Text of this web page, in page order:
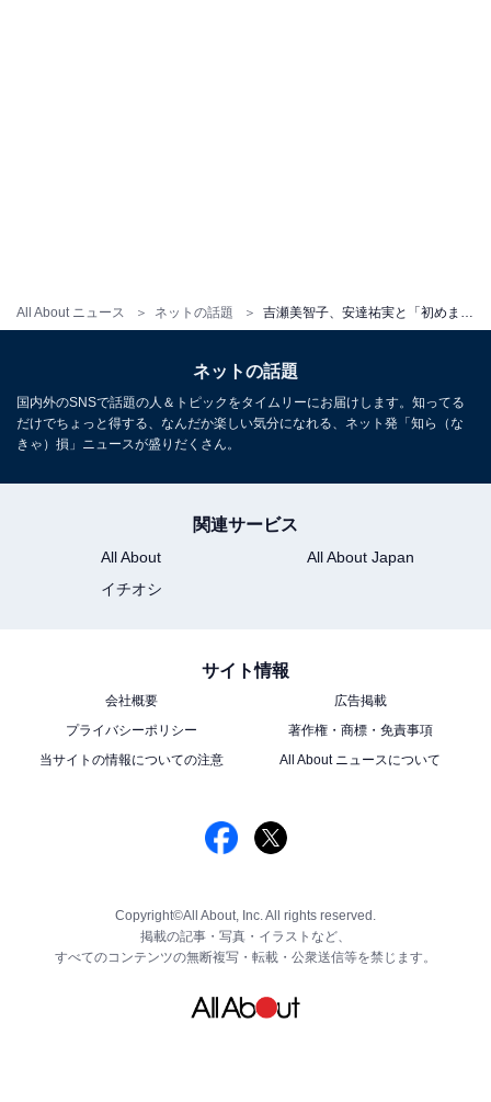
All About ニュース ネットの話題
ネットの話題
国内外のSNSで話題の人＆トピックをタイムリーにお届けします。知ってる
だけでちょっと得する、なんだか楽しい気分になれる、ネット発「知ら（な
きゃ）損」ニュースが盛りだくさん。
関連サービス
All About
All About Japan
イチオシ
サイト情報
会社概要
広告掲載
プライバシーポリシー
著作権・商標・免責事項
当サイトの情報についての注意
All About ニュースについて
Copyright©All About, Inc. All rights reserved.
掲載の記事・写真・イラストなど、
すべてのコンテンツの無断複写・転載・公衆送信等を禁じます。